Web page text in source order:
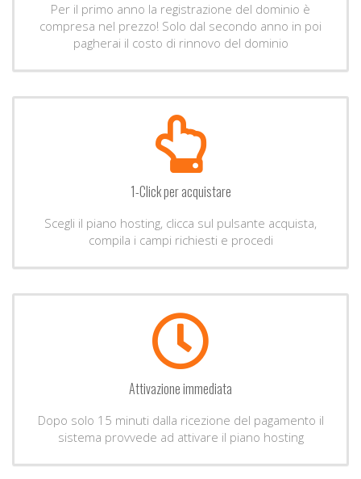
Per il primo anno la registrazione del dominio è
compresa nel prezzo! Solo dal secondo anno in poi
pagherai il costo di rinnovo del dominio
1-Click per acquistare
Scegli il piano hosting, clicca sul pulsante acquista,
compila i campi richiesti e procedi
Attivazione immediata
Dopo solo 15 minuti dalla ricezione del pagamento il
sistema provvede ad attivare il piano hosting